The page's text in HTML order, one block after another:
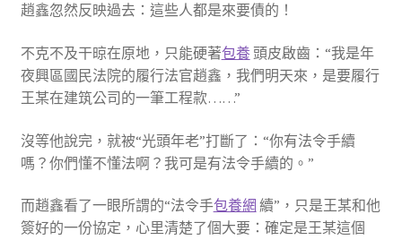
趙鑫忽然反映過去：這些人都是來要債的！
不克不及干晾在原地，只能硬著包養頭皮啟齒：“我是年
夜興區國民法院的履行法官趙鑫，我們明天來，是要履行
王某在建筑公司的一筆工程款……”
沒等他說完，就被“光頭年老”打斷了：“你有法令手續
嗎？你們懂不懂法啊？我可是有法令手續的。”
而趙鑫看了一眼所謂的“法令手包養網 續”，只是王某和他
簽好的一份協定，心里清楚了個大要：確定是王某這個